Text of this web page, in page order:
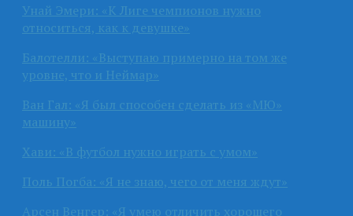
Унай Эмери: «К Лиге чемпионов нужно
относиться, как к девушке»
Балотелли: «Выступаю примерно на том же
уровне, что и Неймар»
Ван Гал: «Я был способен сделать из «МЮ»
машину»
Хави: «В футбол нужно играть с умом»
Поль Погба: «Я не знаю, чего от меня ждут»
Арсен Венгер: «Я умею отличить хорошего